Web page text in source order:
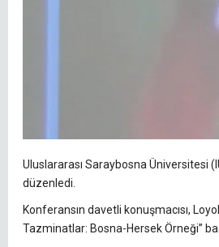
Uluslararası Saraybosna Üniversitesi
düzenledi.
Konferansın davetli konuşmacısı,
Tazminatlar: Bosna-Hersek Örneği”